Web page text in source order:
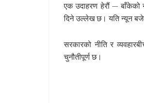
एक उदाहरण हेरौं — बाँकेको
दिने उल्लेख छ। यति न्यून
सरकारको नीति र
चुनौतीपूर्ण छ।